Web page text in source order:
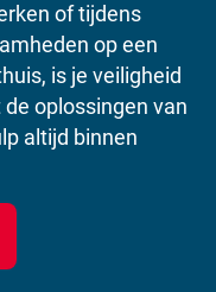
of tijdens
op een
is je veiligheid
oplossingen van
altijd binnen